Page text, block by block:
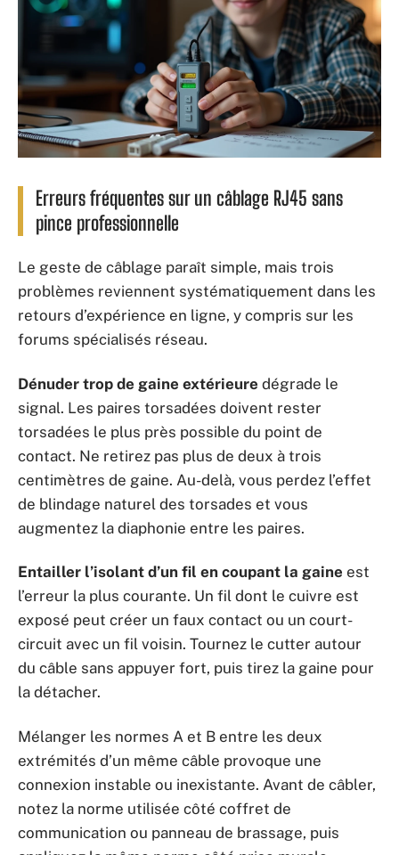
Erreurs fréquentes sur un câblage RJ45 sans
pince professionnelle
Le geste de câblage paraît simple, mais trois
problèmes reviennent systématiquement dans les
retours d’expérience en ligne, y compris sur les
forums spécialisés réseau.
Dénuder trop de gaine extérieure dégrade le
signal. Les paires torsadées doivent rester
torsadées le plus près possible du point de
contact. Ne retirez pas plus de deux à trois
centimètres de gaine. Au-delà, vous perdez l’effet
de blindage naturel des torsades et vous
augmentez la diaphonie entre les paires.
Entailler l’isolant d’un fil en coupant la gaine est
l’erreur la plus courante. Un fil dont le cuivre est
exposé peut créer un faux contact ou un court-
circuit avec un fil voisin. Tournez le cutter autour
du câble sans appuyer fort, puis tirez la gaine pour
la détacher.
Mélanger les normes A et B entre les deux
extrémités d’un même câble provoque une
connexion instable ou inexistante. Avant de câbler,
notez la norme utilisée côté coffret de
communication ou panneau de brassage, puis